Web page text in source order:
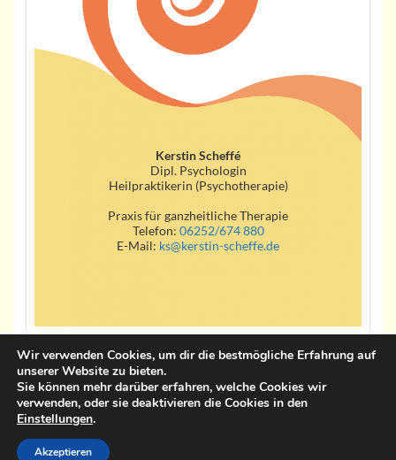
Kerstin Scheffé
Dipl. Psychologin
Heilpraktikerin (Psychotherapie)
Praxis für ganzheitliche Therapie
Telefon: 06252/674 880
E-Mail: ks@kerstin-scheffe.de
Datenschutzerklärung
Wir verwenden Cookies, um dir die bestmögliche Erfahrung auf
unserer Website zu bieten.
Sie können mehr darüber erfahren, welche Cookies wir
verwenden, oder sie deaktivieren die Cookies in den
Einstellungen.
Akzeptieren